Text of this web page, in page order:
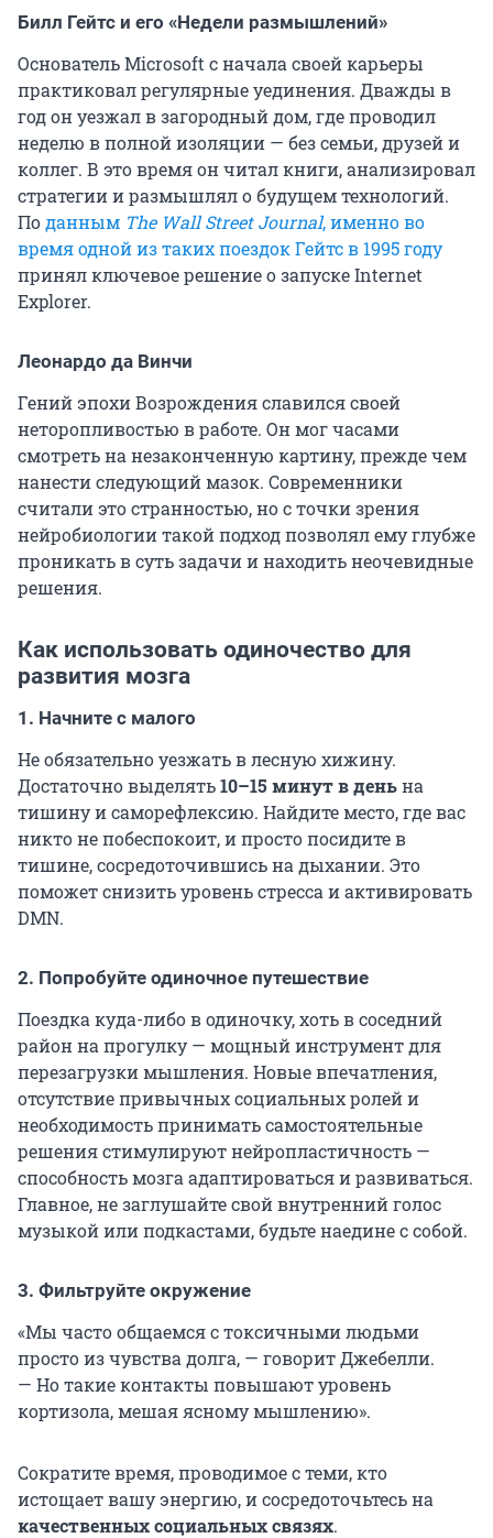
Билл Гейтс и его «Недели размышлений»
Основатель Microsoft с начала своей карьеры
практиковал регулярные уединения. Дважды в
год он уезжал в загородный дом, где проводил
неделю в полной изоляции — без семьи, друзей и
коллег. В это время он читал книги, анализировал
стратегии и размышлял о будущем технологий.
Поданным The Wall Street Journal, именно во
время одной из таких поездок Гейтс в 1995 году
принял ключевое решение о запуске Internet
Explorer.
Леонардо да Винчи
Гений эпохи Возрождения славился своей
неторопливостью в работе. Он мог часами
смотреть на незаконченную картину, прежде чем
нанести следующий мазок. Современники
считали это странностью, но с точки зрения
нейробиологии такой подход позволял ему глубже
проникать в суть задачи и находить неочевидные
решения.
Как использовать одиночество для
развития мозга
1. Начните с малого
Не обязательно уезжать в лесную хижину.
Достаточно выделять10–15 минут в деньна
тишину и саморефлексию. Найдите место, где вас
никто не побеспокоит, и просто посидите в
тишине, сосредоточившись на дыхании. Это
поможет снизить уровень стресса и активировать
DMN.
2. Попробуйте одиночное путешествие
Поездка куда-либо в одиночку, хоть в соседний
район на прогулку — мощный инструмент для
перезагрузки мышления. Новые впечатления,
отсутствие привычных социальных ролей и
необходимость принимать самостоятельные
решения стимулируют нейропластичность —
способность мозга адаптироваться и развиваться.
Главное, не заглушайте свой внутренний голос
музыкой или подкастами, будьте наедине с собой.
3. Фильтруйте окружение
«Мы часто общаемся с токсичными людьми
просто из чувства долга, — говорит Джебелли.
— Но такие контакты повышают уровень
кортизола, мешая ясному мышлению».
Сократите время, проводимое с теми, кто
истощает вашу энергию, и сосредоточьтесь на
качественных социальных связях.